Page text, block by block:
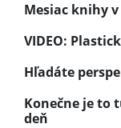
Mesiac knihy
VIDEO:
Hľadáte
Konečne je to
deň